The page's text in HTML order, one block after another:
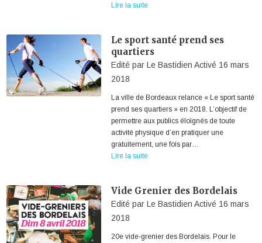
Lire la suite
Le sport santé prend ses
quartiers
Edité par Le Bastidien Activé 16 mars
2018
La ville de Bordeaux relance « Le sport santé
prend ses quartiers » en 2018. L’objectif de
permettre aux publics éloignés de toute
activité physique d’en pratiquer une
gratuitement, une fois par…
Lire la suite
Vide Grenier des Bordelais
Edité par Le Bastidien Activé 16 mars
2018
20e vide-grenier des Bordelais. Pour le